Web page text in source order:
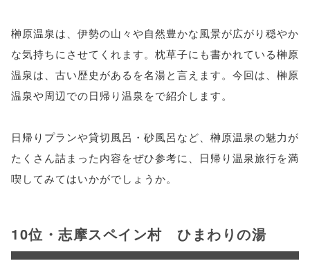
榊原温泉は、伊勢の山々や自然豊かな風景が広がり穏やか
な気持ちにさせてくれます。枕草子にも書かれている榊原
温泉は、古い歴史があるを名湯と言えます。今回は、榊原
温泉や周辺での日帰り温泉をで紹介します。
日帰りプランや貸切風呂・砂風呂など、榊原温泉の魅力が
たくさん詰まった内容をぜひ参考に、日帰り温泉旅行を満
喫してみてはいかがでしょうか。
10位・志摩スペイン村 ひまわりの湯